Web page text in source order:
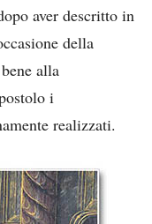
aver descritto in
della
alla
i
realizzati.